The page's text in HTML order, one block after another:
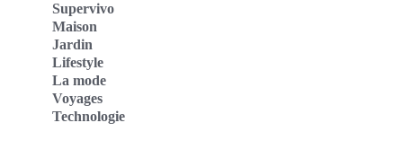
Supervivo
Maison
Jardin
Lifestyle
La mode
Voyages
Technologie